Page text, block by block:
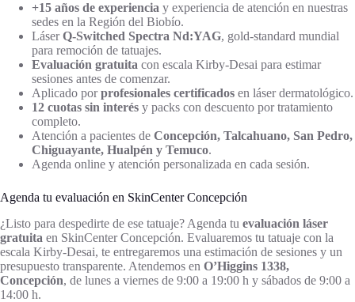
+15 años de experiencia y experiencia de atención en nuestras
sedes en la Región del Biobío.
LáserQ-Switched Spectra Nd:YAG, gold-standard mundial
para remoción de tatuajes.
Evaluación gratuita con escala Kirby-Desai para estimar
sesiones antes de comenzar.
Aplicado porprofesionales certificados en láser dermatológico.
12 cuotas sin interés y packs con descuento por tratamiento
completo.
Atención a pacientes de Concepción, Talcahuano, San Pedro,
Chiguayante, Hualpén y Temuco.
Agenda online y atención personalizada en cada sesión.
Agenda tu evaluación en SkinCenter Concepción
¿Listo para despedirte de ese tatuaje? Agenda tu evaluación láser
gratuita en SkinCenter Concepción. Evaluaremos tu tatuaje con la
escala Kirby-Desai, te entregaremos una estimación de sesiones y un
presupuesto transparente. Atendemos en O’Higgins 1338,
Concepción, de lunes a viernes de 9:00 a 19:00 h y sábados de 9:00 a
14:00 h.